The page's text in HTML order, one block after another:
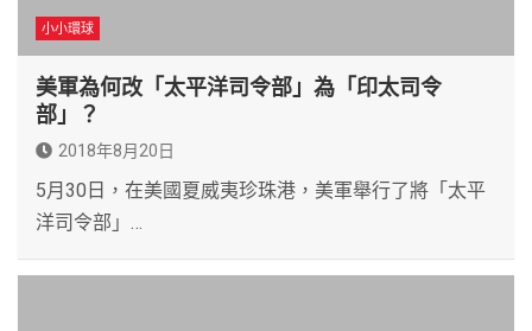
小小環球
美軍為何改「太平洋司令部」為「印太司令
部」？
2018年8月20日
5月30日，在美國夏威夷珍珠港，美軍舉行了將「太平
洋司令部」…